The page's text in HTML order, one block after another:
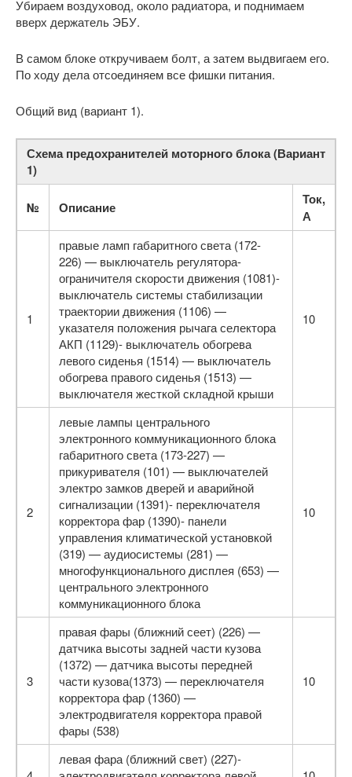
Убираем воздуховод, около радиатора, и поднимаем
вверх держатель ЭБУ.
В самом блоке откручиваем болт, а затем выдвигаем его.
По ходу дела отсоединяем все фишки питания.
Общий вид (вариант 1).
Схема предохранителей моторного блока (Вариант
1)
№ Описание
Ток,
А
1
правые ламп габаритного света (172-
226) — выключатель регулятора-
ограничителя скорости движения (1081)-
выключатель системы стабилизации
траектории движения (1106) —
указателя положения рычага селектора
АКП (1129)- выключатель обогрева
левого сиденья (1514) — выключатель
обогрева правого сиденья (1513) —
выключателя жесткой складной крыши
10
2
левые лампы центрального
электронного коммуникационного блока
габаритного света (173-227) —
прикуривателя (101) — выключателей
электро замков дверей и аварийной
сигнализации (1391)- переключателя
корректора фар (1390)- панели
управления климатической установкой
(319) — аудиосистемы (281) —
многофункционального дисплея (653) —
центрального электронного
коммуникационного блока
10
3
правая фары (ближний сеет) (226) —
датчика высоты задней части кузова
(1372) — датчика высоты передней
части кузова(1373) — переключателя
корректора фар (1360) —
электродвигателя корректора правой
фары (538)
10
левая фара (ближний свет) (227)-